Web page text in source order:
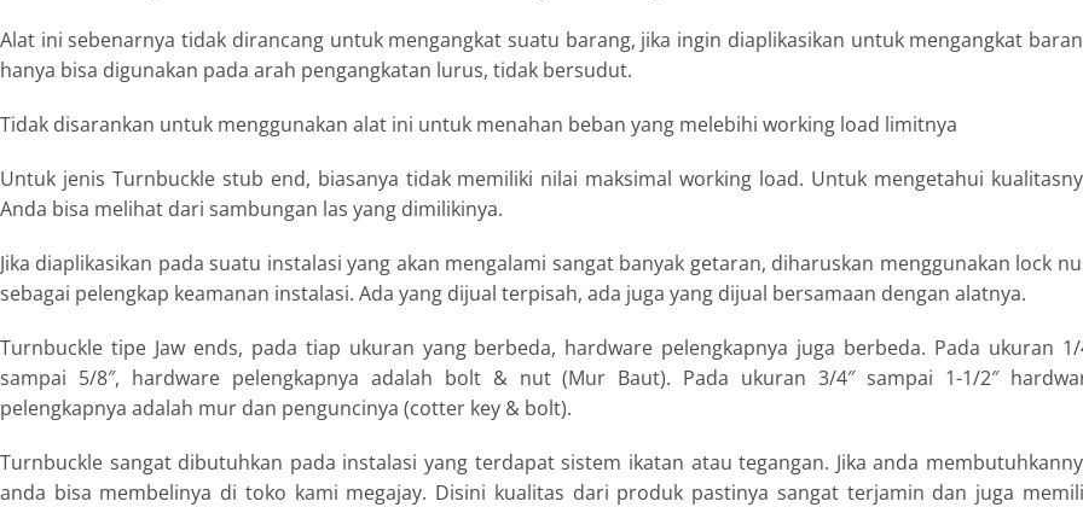
Alat ini sebenarnya tidak dirancang untuk mengangkat suatu barang, jika ingin diaplikasikan untuk mengangkat
hanya bisa digunakan pada arah pengangkatan lurus, tidak bersudut.
Tidak disarankan untuk menggunakan alat ini untuk menahan beban yang melebihi working load limitnya
Untuk jenis Turnbuckle stub end, biasanya tidak memiliki nilai maksimal working load. Untuk mengetahui
Anda bisa melihat dari sambungan las yang dimilikinya.
Jika diaplikasikan pada suatu instalasi yang akan mengalami sangat banyak getaran, diharuskan menggunakan lock
sebagai pelengkap keamanan instalasi. Ada yang dijual terpisah, ada juga yang dijual bersamaan dengan alatnya.
Turnbuckle tipe Jaw ends, pada tiap ukuran yang berbeda, hardware pelengkapnya juga berbeda. Pada ukuran 1/
sampai 5/8″, hardware pelengkapnya adalah bolt & nut (Mur Baut). Pada ukuran 3/4″ sampai 1-1/2″
pelengkapnya adalah mur dan penguncinya (cotter key & bolt).
Turnbuckle sangat dibutuhkan pada instalasi yang terdapat sistem ikatan atau tegangan. Jika anda
anda bisa membelinya di toko kami megajay. Disini kualitas dari produk pastinya sangat terjamin dan juga